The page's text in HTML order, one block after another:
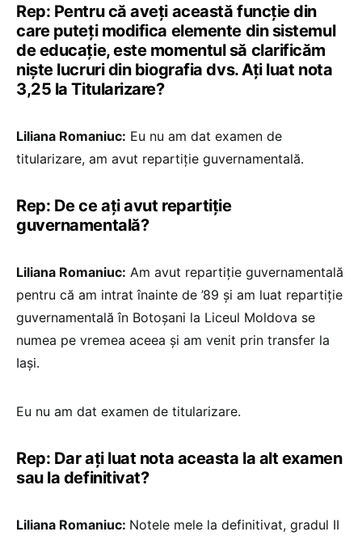
Rep: Pentru că aveți această funcție din
care puteți modifica elemente din sistemul
de educație, este momentul să clarificăm
niște lucruri din biografia dvs. Ați luat nota
3,25 la Titularizare?
Liliana Romaniuc: Eu nu am dat examen de
titularizare, am avut repartiție guvernamentală.
Rep: De ce ați avut repartiție
guvernamentală?
Liliana Romaniuc: Am avut repartiție guvernamentală
pentru că am intrat înainte de ’89 și am luat repartiție
guvernamentală în Botoșani la Liceul Moldova se
numea pe vremea aceea și am venit prin transfer la
Iași.
Eu nu am dat examen de titularizare.
Rep: Dar ați luat nota aceasta la alt examen
sau la definitivat?
Liliana Romaniuc: Notele mele la definitivat, gradul II